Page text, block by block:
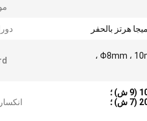
Φ8mm ، 10mm ، 20 × 20mm ،